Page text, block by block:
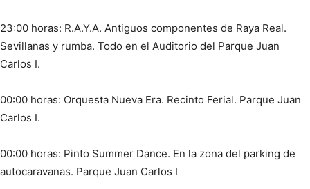
23:00 horas: R.A.Y.A. Antiguos componentes de Raya Real.
Sevillanas y rumba. Todo en el Auditorio del Parque Juan
Carlos I.
00:00 horas: Orquesta Nueva Era. Recinto Ferial. Parque Juan
Carlos I.
00:00 horas: Pinto Summer Dance. En la zona del parking de
autocaravanas. Parque Juan Carlos I